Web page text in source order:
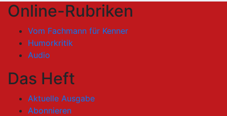
Online-Rubriken
Vom Fachmann für Kenner
Humorkritik
Audio
Das Heft
Aktuelle Ausgabe
Abonnieren